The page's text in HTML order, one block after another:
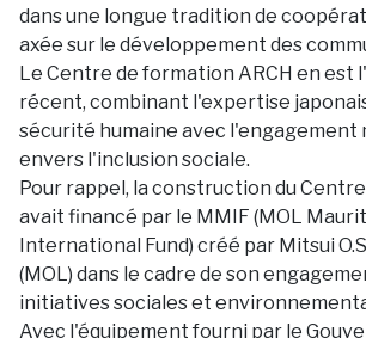
dans une longue tradition de
axée sur le développement des
Le Centre de formation ARCH en est
récent, combinant l'expertise
sécurité humaine avec l'engagement
envers l'inclusion sociale.
Pour rappel, la construction du
avait financé par le MMIF (MOL
International Fund) créé par Mitsui
(MOL) dans le cadre de son
initiatives sociales et
Avec l'équipement fourni par le